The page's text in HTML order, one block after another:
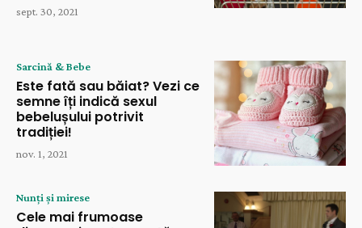
sept. 30, 2021
Sarcină & Bebe
Este fată sau băiat? Vezi ce
semne îți indică sexul
bebelușului potrivit
tradiției!
nov. 1, 2021
Nunți și mirese
Cele mai frumoase